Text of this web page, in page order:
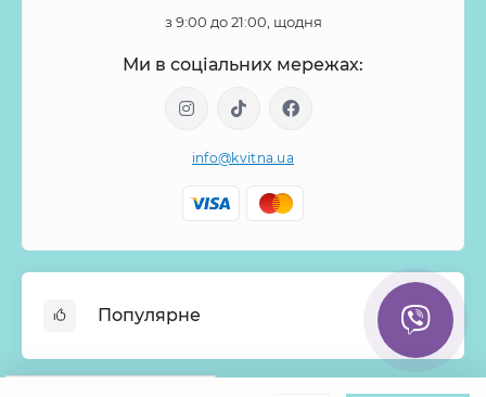
з 9:00 до 21:00, щодня
Ми в соціальних мережах:
info@kvitna.ua
Популярне
Онлайн-Вітрина